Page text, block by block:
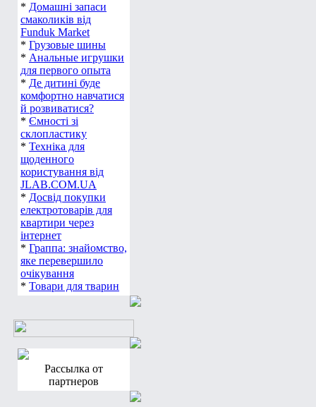
* Домашні запаси
смаколиків від
Funduk Market
* Грузовые шины
* Анальные игрушки
для первого опыта
* Де дитині буде
комфортно навчатися
й розвиватися?
* Ємності зі
склопластику
* Техніка для
щоденного
користування від
JLAB.COM.UA
* Досвід покупки
електротоварів для
квартири через
інтернет
* Граппа: знайомство,
яке перевершило
очікування
* Товари для тварин
Рассылка от
партнеров